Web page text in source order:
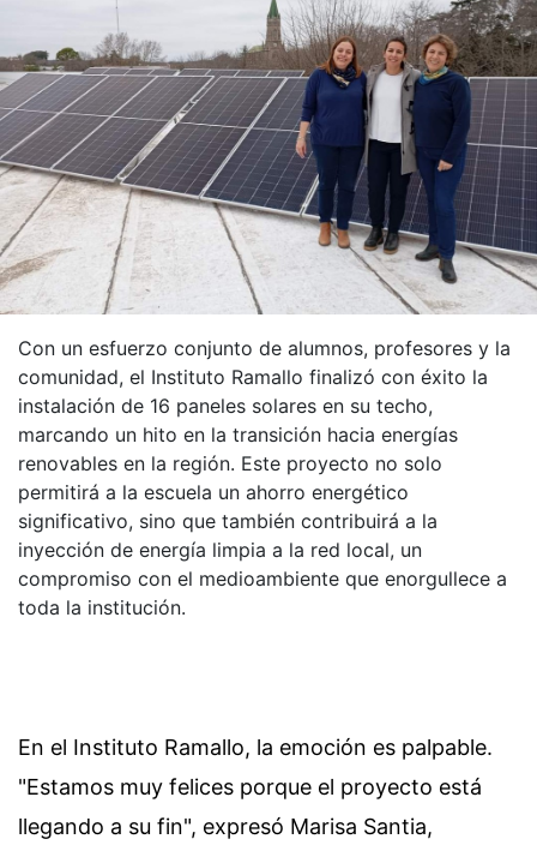
Con un esfuerzo conjunto de alumnos, profesores y la
comunidad, el Instituto Ramallo finalizó con éxito la
instalación de 16 paneles solares en su techo,
marcando un hito en la transición hacia energías
renovables en la región. Este proyecto no solo
permitirá a la escuela un ahorro energético
significativo, sino que también contribuirá a la
inyección de energía limpia a la red local, un
compromiso con el medioambiente que enorgullece a
toda la institución.
En el Instituto Ramallo, la emoción es palpable.
"Estamos muy felices porque el proyecto está
llegando a su fin", expresó Marisa Santia,